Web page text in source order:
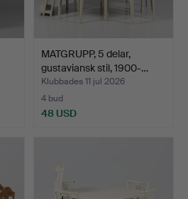
MATGRUPP, 5 delar,
gustaviansk stil, 1900-…
Klubbades 11 jul 2026
4 bud
48 USD